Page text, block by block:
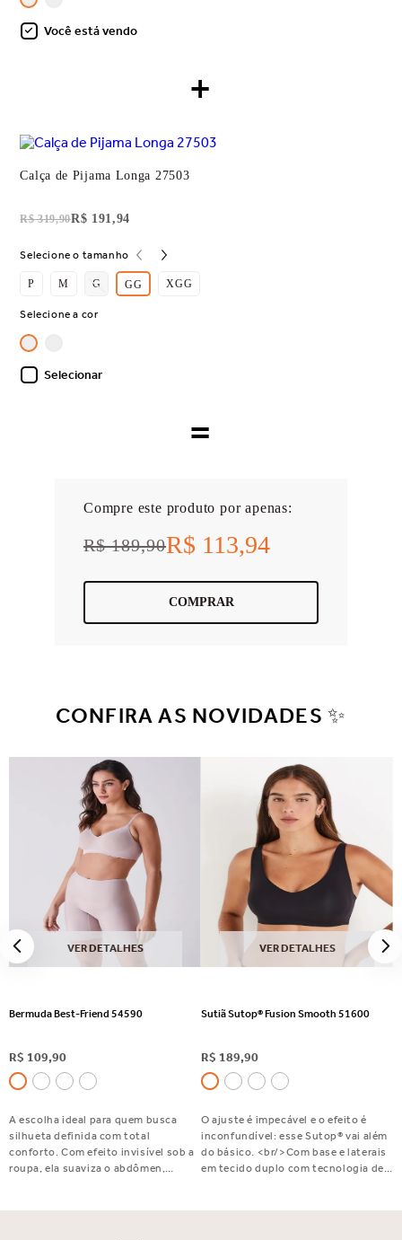
Você está vendo
+
Calça de Pijama Longa 27503
R$ 319,90R$ 191,94
Selecione o tamanho
P M G GG XGG
Selecione a cor
Selecionar
=
Compre este produto por apenas:
R$ 189,90R$ 113,94
COMPRAR
CONFIRA AS NOVIDADES ✨
VER DETALHES
Bermuda Best-Friend 54590
R$ 109,90
A escolha ideal para quem busca
silhueta definida com total
conforto. Com efeito invisível sob a
roupa, ela suaviza o abdômen,
VER DETALHES
Sutiã Sutop® Fusion Smooth 51600
R$ 189,90
O ajuste é impecável e o efeito é
inconfundível: esse Sutop® vai além
do básico. <br/>Com base e laterais
em tecido duplo com tecnologia de